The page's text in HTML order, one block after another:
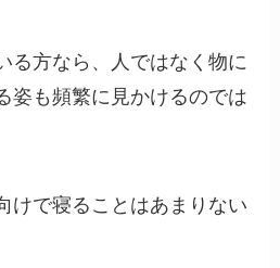
る方なら、人ではなく物に
姿も頻繁に見かけるのでは
けで寝ることはあまりない